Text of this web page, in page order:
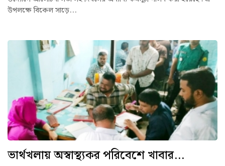
উপলক্ষে বিকেল সাড়ে...
ভার্থখলায় অস্বাস্থ্যকর পরিবেশে খাবার...